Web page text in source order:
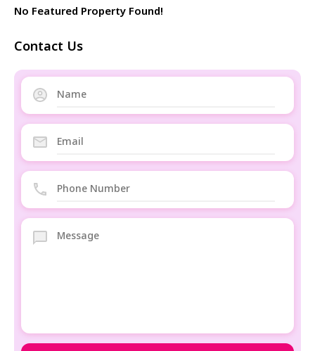
No Featured Property Found!
Contact Us